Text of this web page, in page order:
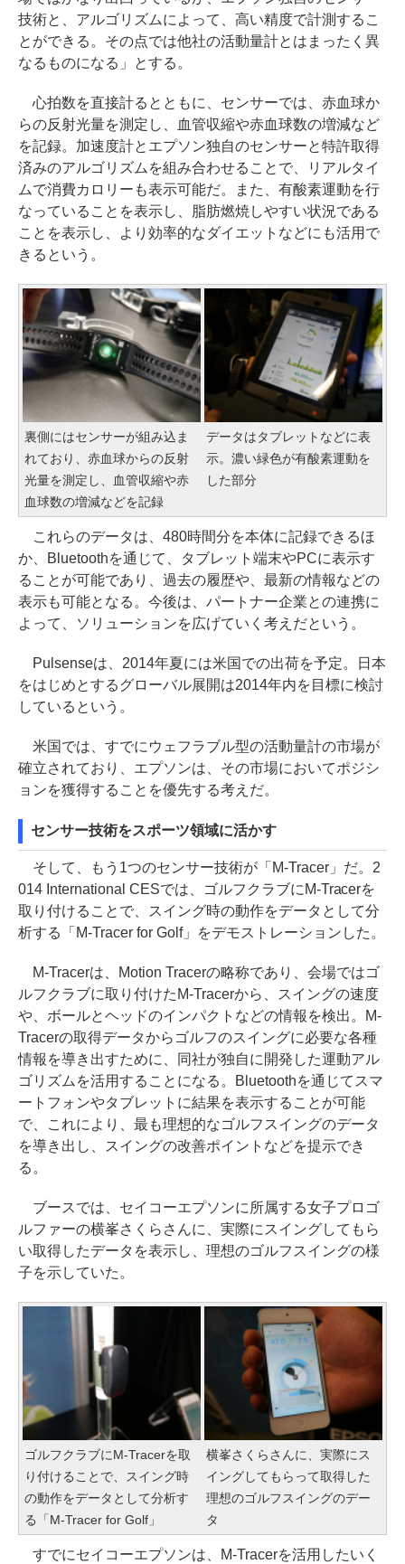
技術と、アルゴリズムによって、高い精度で計測するこ
とができる。その点では他社の活動量計とはまったく異
なるものになる」とする。
心拍数を直接計るとともに、センサーでは、赤血球か
らの反射光量を測定し、血管収縮や赤血球数の増減など
を記録。加速度計とエプソン独自のセンサーと特許取得
済みのアルゴリズムを組み合わせることで、リアルタイ
ムで消費カロリーも表示可能だ。また、有酸素運動を行
なっていることを表示し、脂肪燃焼しやすい状況である
ことを表示し、より効率的なダイエットなどにも活用で
きるという。
裏側にはセンサーが組み込ま
れており、赤血球からの反射
光量を測定し、血管収縮や赤
血球数の増減などを記録
データはタブレットなどに表
示。濃い緑色が有酸素運動を
した部分
これらのデータは、480時間分を本体に記録できるほ
か、Bluetoothを通じて、タブレット端末やPCに表示す
ることが可能であり、過去の履歴や、最新の情報などの
表示も可能となる。今後は、パートナー企業との連携に
よって、ソリューションを広げていく考えだという。
Pulsenseは、2014年夏には米国での出荷を予定。日本
をはじめとするグローバル展開は2014年内を目標に検討
しているという。
米国では、すでにウェフラブル型の活動量計の市場が
確立されており、エプソンは、その市場においてポジシ
ョンを獲得することを優先する考えだ。
センサー技術をスポーツ領域に活かす
そして、もう1つのセンサー技術が「M-Tracer」だ。2
014 International CESでは、ゴルフクラブにM-Tracerを
取り付けることで、スイング時の動作をデータとして分
析する「M-Tracer for Golf」をデモストレーションした。
M-Tracerは、Motion Tracerの略称であり、会場ではゴ
ルフクラブに取り付けたM-Tracerから、スイングの速度
や、ボールとヘッドのインパクトなどの情報を検出。M-
Tracerの取得データからゴルフのスイングに必要な各種
情報を導き出すために、同社が独自に開発した運動アル
ゴリズムを活用することになる。Bluetoothを通じてスマ
ートフォンやタブレットに結果を表示することが可能
で、これにより、最も理想的なゴルフスイングのデータ
を導き出し、スイングの改善ポイントなどを提示でき
る。
ブースでは、セイコーエプソンに所属する女子プロゴ
ルファーの横峯さくらさんに、実際にスイングしてもら
い取得したデータを表示し、理想のゴルフスイングの様
子を示していた。
ゴルフクラブにM-Tracerを取
り付けることで、スイング時
の動作をデータとして分析す
る「M-Tracer for Golf」
横峯さくらさんに、実際にス
イングしてもらって取得した
理想のゴルフスイングのデー
タ
すでにセイコーエプソンは、M-Tracerを活用したいく